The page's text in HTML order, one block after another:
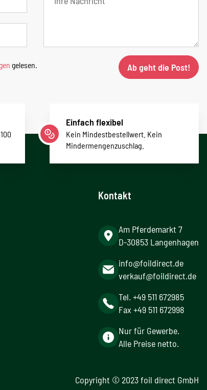
gelesen. Ab geht die Post!
Einfach flexibel
Kein Mindestbestellwert. Kein
Mindermengenzuschlag.
Kontakt
Am Pferdemarkt 7
D-30853 Langenhagen
info@foildirect.de
verkauf@foildirect.de
Tel. +49 511 672985
Fax +49 511 672998
Nur für Gewerbe.
Alle Preise netto.
Copyright © 2023 foil direct GmbH